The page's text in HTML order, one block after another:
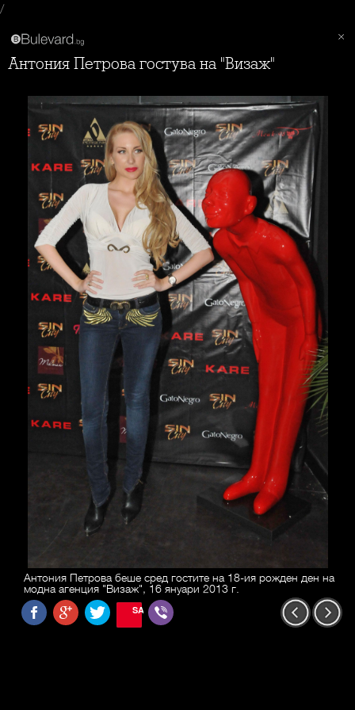
/
Антония Петрова гостува на "Визаж"
Антония Петрова беше сред гостите на 18-ия рожден ден на
модна агенция "Визаж", 16 януари 2013 г.
SAVE